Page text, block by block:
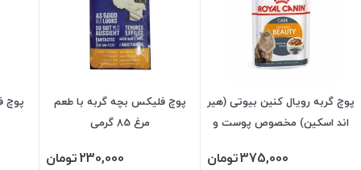
پوچ گربه رویال کنین بیوتی (هیر
اند اسکین) مخصوص پوست و
375,000تومان
پوچ فلیکس بچه گربه با طعم
مرغ 85 گرمی
230,000تومان
پوچ